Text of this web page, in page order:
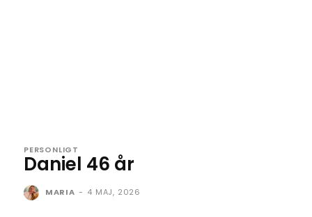
PERSONLIGT
Daniel 46 år
MARIA - 4 MAJ, 2026